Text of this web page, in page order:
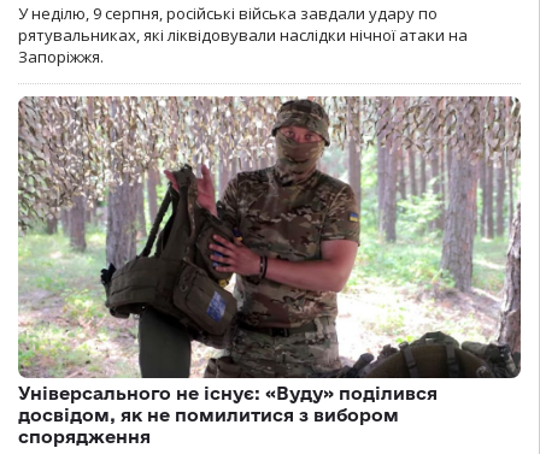
У неділю, 9 серпня, російські війська завдали удару по
рятувальниках, які ліквідовували наслідки нічної атаки на
Запоріжжя.
Універсального не існує: «Вуду» поділився
досвідом, як не помилитися з вибором
спорядження